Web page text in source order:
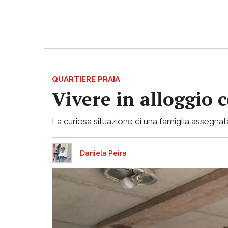
QUARTIERE PRAIA
Vivere in alloggio
La curiosa situazione di una famiglia
Daniela Peira